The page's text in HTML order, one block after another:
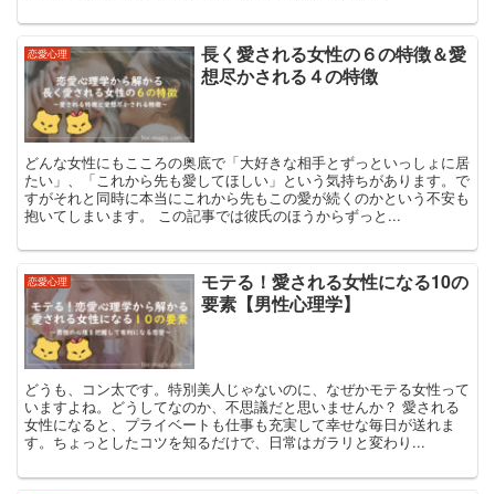
恋愛心理
長く愛される女性の６の特徴＆愛
想尽かされる４の特徴
どんな女性にもこころの奥底で「大好きな相手とずっといっしょに居
たい」、「これから先も愛してほしい」という気持ちがあります。で
すがそれと同時に本当にこれから先もこの愛が続くのかという不安も
抱いてしまいます。 この記事では彼氏のほうからずっと...
恋愛心理
モテる！愛される女性になる10の
要素【男性心理学】
どうも、コン太です。特別美人じゃないのに、なぜかモテる女性って
いますよね。どうしてなのか、不思議だと思いませんか？ 愛される
女性になると、プライベートも仕事も充実して幸せな毎日が送れま
す。ちょっとしたコツを知るだけで、日常はガラリと変わり...